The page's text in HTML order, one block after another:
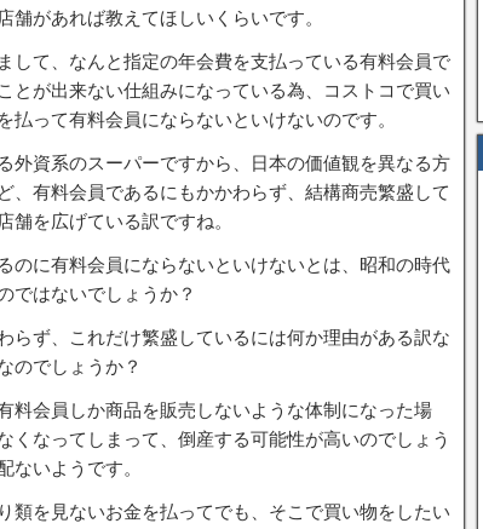
舗があれば教えてほしいくらいです。
して、なんと指定の年会費を支払っている有料会員で
とが出来ない仕組みになっている為、コストコで買い
払って有料会員にならないといけないのです。
外資系のスーパーですから、日本の価値観を異なる方
、有料会員であるにもかかわらず、結構商売繁盛して
舗を広げている訳ですね。
のに有料会員にならないといけないとは、昭和の時代
ではないでしょうか？
らず、これだけ繁盛しているには何か理由がある訳な
のでしょうか？
料会員しか商品を販売しないような体制になった場
くなってしまって、倒産する可能性が高いのでしょう
ないようです。
類を見ないお金を払ってでも、そこで買い物をしたい